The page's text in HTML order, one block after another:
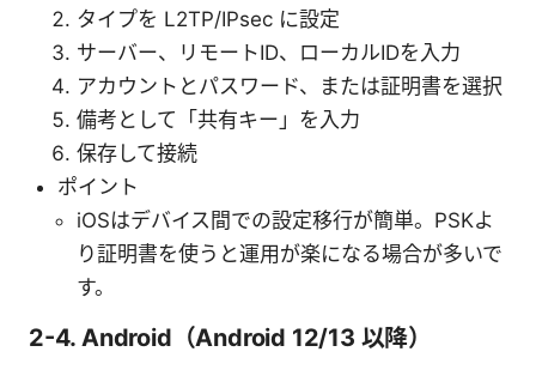
タイプを L2TP/IPsec に設定
サーバー、リモートID、ローカルIDを入力
アカウントとパスワード、または証明書を選択
備考として「共有キー」を入力
保存して接続
ポイント
iOSはデバイス間での設定移行が簡単。PSKよ
り証明書を使うと運用が楽になる場合が多いで
す。
2-4. Android（Android 12/13 以降）